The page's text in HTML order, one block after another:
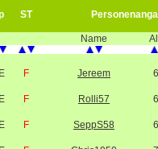
ST
Name
F Jereem
F Rolli57
F SeppS58